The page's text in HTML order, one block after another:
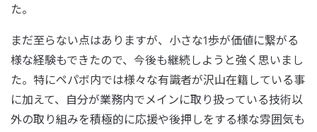
た。
まだ至らない点はありますが、小さな1歩が価値に繋がる
様な経験もできたので、今後も継続しようと強く思いまし
た。特にペパボ内では様々な有識者が沢山在籍している事
に加えて、自分が業務内でメインに取り扱っている技術以
外の取り組みを積極的に応援や後押しをする様な雰囲気も